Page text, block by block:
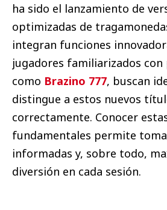
ha sido el lanzamiento de
optimizadas de
integran funciones
jugadores familiarizados
como Brazino 777, buscan
distingue a estos nuevos
correctamente. Conocer
fundamentales permite
informadas y, sobre todo,
diversión en cada sesión.